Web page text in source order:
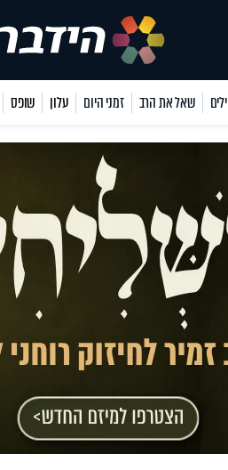
שאל את הרב זמני היום עלון שופס